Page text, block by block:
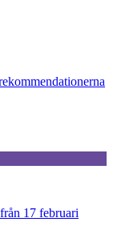
17 februari